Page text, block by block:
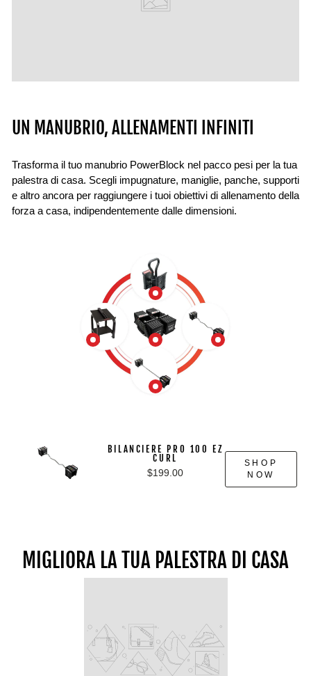
UN MANUBRIO, ALLENAMENTI INFINITI
Trasforma il tuo manubrio PowerBlock nel pacco pesi per la tua
palestra di casa. Scegli impugnature, maniglie, panche, supporti
e altro ancora per raggiungere i tuoi obiettivi di allenamento della
forza a casa, indipendentemente dalle dimensioni.
BILANCIERE PRO 100 EZ
CURL
$199.00
SHOP
NOW
MIGLIORA LA TUA PALESTRA DI CASA